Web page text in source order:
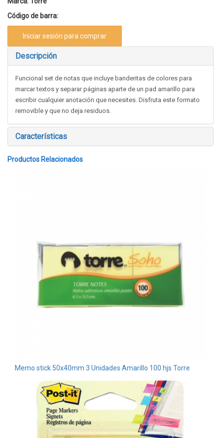
Código de barra:
Iniciar sesión para comprar
Descripción
Funcional set de notas que incluye banderitas de colores para
marcar textos y separar páginas aparte de un pad amarillo para
escribir cualquier anotación que necesites. Disfruta este formato
removible y que no deja residuos.
Características
Productos Relacionados
Memo stick 50x40mm 3 Unidades Amarillo 100 hjs Torre